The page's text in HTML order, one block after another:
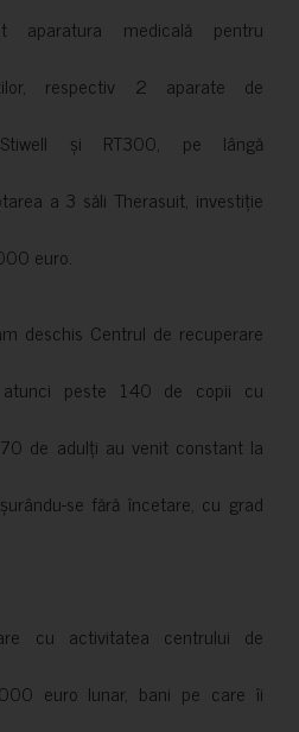
aparatura medicală pentru
respectiv 2 aparate de
Stiwell și RT300, pe lângă
a 3 săli Therasuit, investiție
euro.
deschis Centrul de recuperare
peste 140 de copii cu
de adulți au venit constant la
se fără încetare, cu grad
cu activitatea centrului de
euro lunar, bani pe care îi